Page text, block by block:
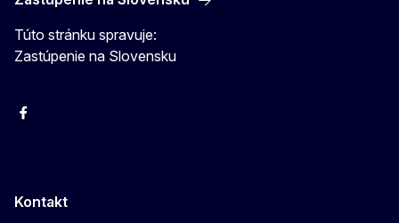
Túto stránku spravuje:
Zastúpenie na Slovensku
Facebook
Kontakt